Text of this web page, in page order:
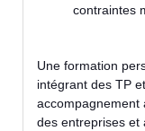
contraintes
Une formation
intégrant des TP
accompagnement
des entreprises et